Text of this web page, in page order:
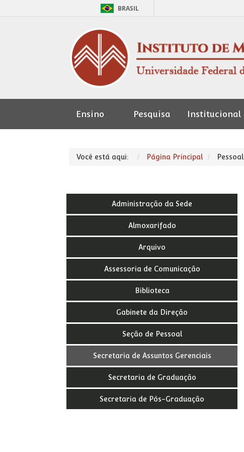
BRASIL
Ensino Pesquisa Institucional
Você está aqui: Página Principal Pessoal
Administração da Sede
Almoxarifado
Arquivo
Assessoria de Comunicação
Biblioteca
Gabinete da Direção
Seção de Pessoal
Secretaria de Assuntos Gerenciais
Secretaria de Graduação
Secretaria de Pós-Graduação